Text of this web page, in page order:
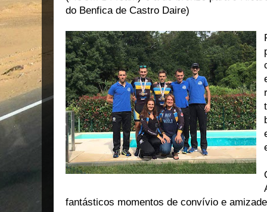
do Benfica de Castro Daire)
fantásticos momentos de convívio e